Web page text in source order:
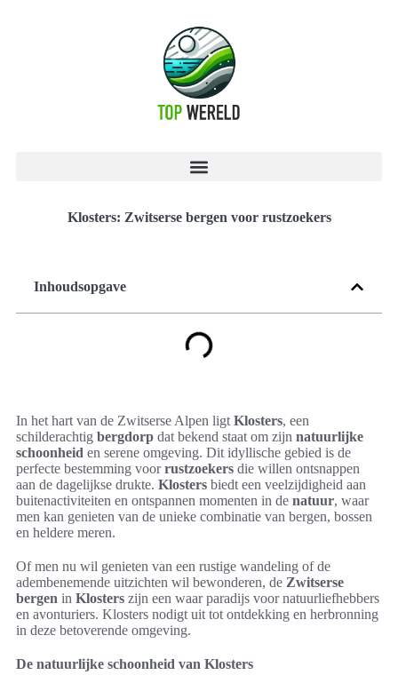
Klosters: Zwitserse bergen voor rustzoekers
Inhoudsopgave
In het hart van de Zwitserse Alpen ligt Klosters, een
schilderachtig bergdorp dat bekend staat om zijn natuurlijke
schoonheid en serene omgeving. Dit idyllische gebied is de
perfecte bestemming voorrustzoekers die willen ontsnappen
aan de dagelijkse drukte. Klosters biedt een veelzijdigheid aan
buitenactiviteiten en ontspannen momenten in de natuur, waar
men kan genieten van de unieke combinatie van bergen, bossen
en heldere meren.
Of men nu wil genieten van een rustige wandeling of de
adembenemende uitzichten wil bewonderen, de Zwitserse
bergen in Klosters zijn een waar paradijs voor natuurliefhebbers
en avonturiers. Klosters nodigt uit tot ontdekking en herbronning
in deze betoverende omgeving.
De natuurlijke schoonheid van Klosters